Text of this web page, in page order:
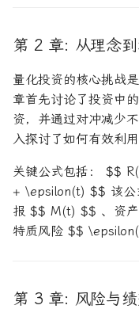
第 2 章: 从理念
量化投资的核心挑战
章首先讨论了投资中
资，并通过对冲减少
入探讨了如何有效利
关键公式包括： $$
+ \epsilon(t) $$ 该公
报 $$ M(t) $$ 、资
特质风险 $$
第 3 章: 风险与